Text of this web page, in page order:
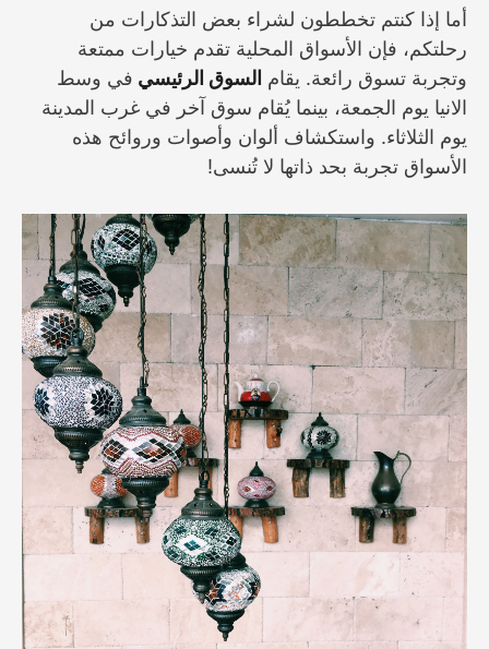
أما إذا كنتم تخططون لشراء بعض التذكارات من
رحلتكم، فإن الأسواق المحلية تقدم خيارات ممتعة
وتجربة تسوق رائعة. يقام السوق الرئيسي في وسط
الانيا يوم الجمعة، بينما يُقام سوق آخر في غرب المدينة
يوم الثلاثاء. واستكشاف ألوان وأصوات وروائح هذه
الأسواق تجربة بحد ذاتها لا تُنسى!